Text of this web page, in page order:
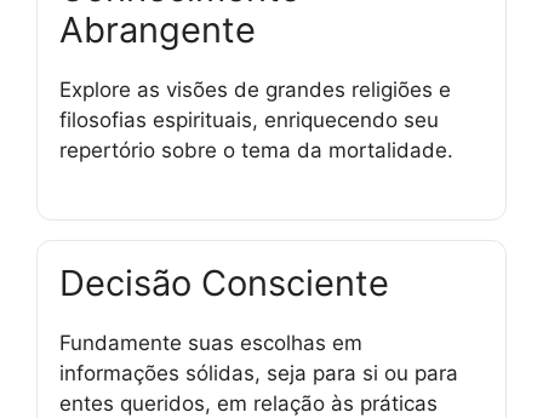
Abrangente
Explore as visões de grandes religiões e
filosofias espirituais, enriquecendo seu
repertório sobre o tema da mortalidade.
Decisão Consciente
Fundamente suas escolhas em
informações sólidas, seja para si ou para
entes queridos, em relação às práticas